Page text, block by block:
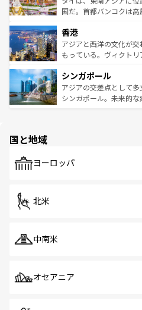
覧を参照してほしい。
醸し出している。また
とつ。フォーやバインミ
ひ現地で味わいたい。
が旅行者を迎えてくれ
参照してほしい。
国だ。首都バンコクは
の活気が交差している。
帯で自然と触れ合い、
いビーチでリゾート気
激する。気候は一年中温
が待っている。親しみ
た文化、そして多様な
香港
アジアと西洋の文化が
もっている。ヴィクト
み、どこを訪れても感動
ており、効率よく見ど
うな絶景から文化的な
シンガポール
アジアの交差点として
シンガポール。未来的
で、ホーカーズは地元の
国と地域
ヨーロッパ
北米
中南米
オセアニア